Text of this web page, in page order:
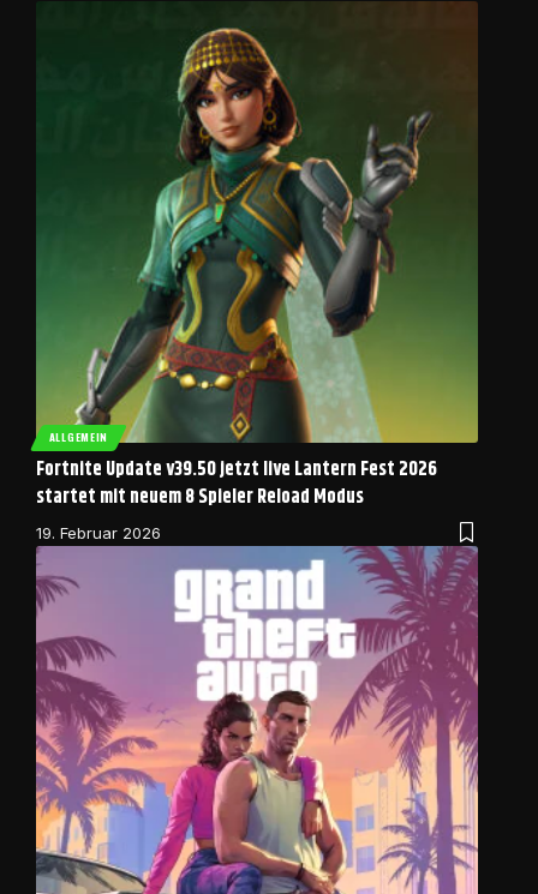
ALLGEMEIN
Fortnite Update v39.50 jetzt live Lantern Fest 2026
startet mit neuem 8 Spieler Reload Modus
19. Februar 2026